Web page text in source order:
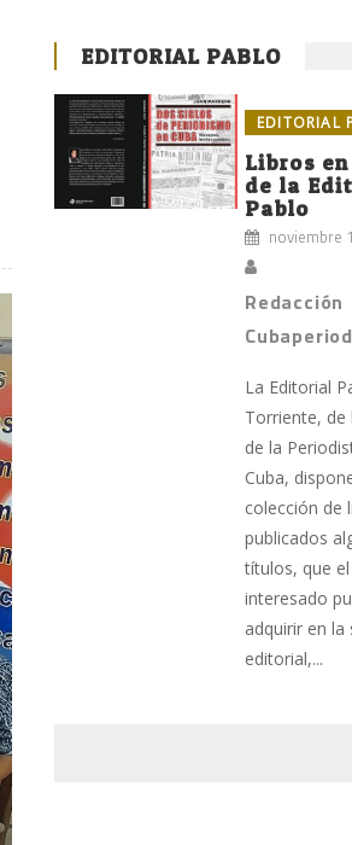
EDITORIAL PABLO
EDITORIAL
Libros
de la
Pablo
noviembre
Redacción
La Editorial
Torriente, de
de la
Cuba,
colección de
publicados
títulos, que el
interesado
adquirir en la
editorial,...